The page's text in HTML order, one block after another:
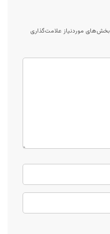
بخش‌های موردنیاز علامت‌گذاری